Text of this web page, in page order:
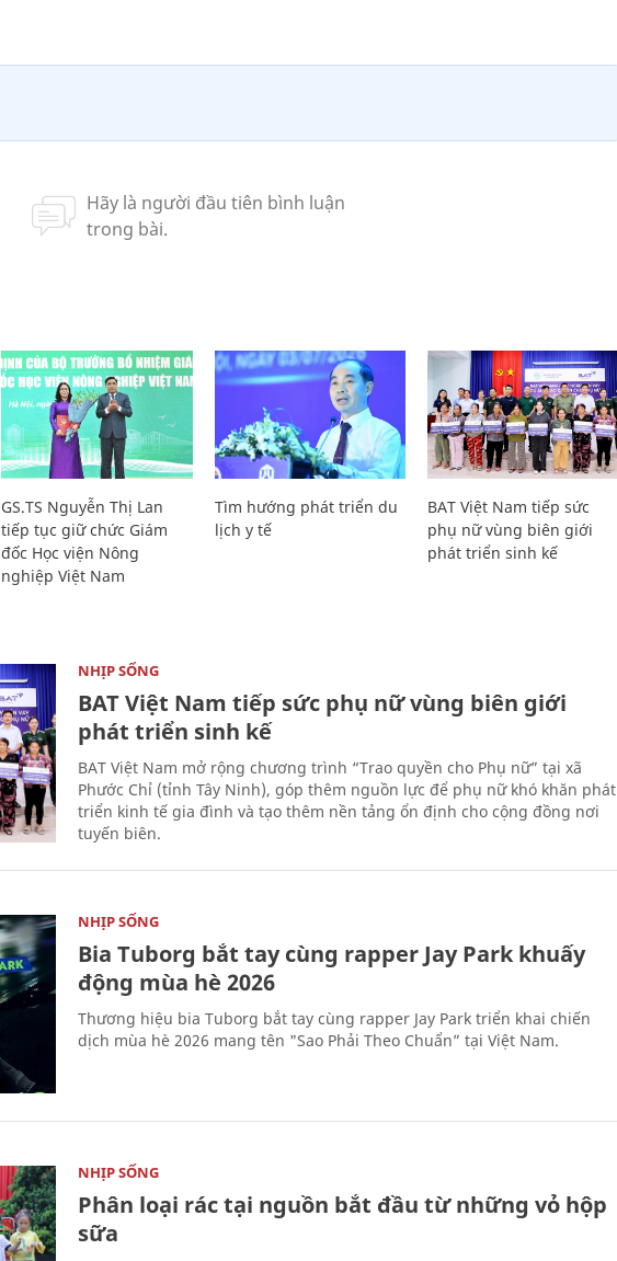
GS.TS Nguyễn Thị Lan
tiếp tục giữ chức Giám
đốc Học viện Nông
nghiệp Việt Nam
Tìm hướng phát triển du
lịch y tế
BAT Việt Nam tiếp sức
phụ nữ vùng biên giới
phát triển sinh kế
NHỊP SỐNG
BAT Việt Nam tiếp sức phụ nữ vùng biên giới
phát triển sinh kế
BAT Việt Nam mở rộng chương trình “Trao quyền cho Phụ nữ” tại xã
Phước Chỉ (tỉnh Tây Ninh), góp thêm nguồn lực để phụ nữ khó khăn phát
triển kinh tế gia đình và tạo thêm nền tảng ổn định cho cộng đồng nơi
tuyến biên.
NHỊP SỐNG
Bia Tuborg bắt tay cùng rapper Jay Park khuấy
động mùa hè 2026
Thương hiệu bia Tuborg bắt tay cùng rapper Jay Park triển khai chiến
dịch mùa hè 2026 mang tên "Sao Phải Theo Chuẩn” tại Việt Nam.
NHỊP SỐNG
Phân loại rác tại nguồn bắt đầu từ những vỏ hộp
sữa